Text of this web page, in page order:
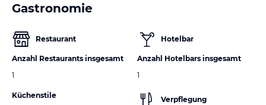
Gastronomie
Restaurant
Anzahl Restaurants insgesamt
1
Küchenstile
Hotelbar
Anzahl Hotelbars insgesamt
1
Verpflegung